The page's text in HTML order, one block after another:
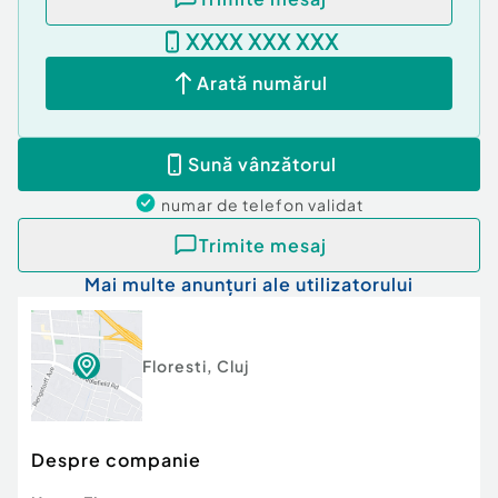
generoase.Această proprietate reprezintă
echilibrul perfect între viața modernă și
apropierea de natură, oferind spațiu, liniște și
rafinament într-una dintre cele mai apreciate zone
sau pentru a programa o vizionare, vă așteptăm la
sediul EDIL Florești, Str. Eroilor, Nr. 25, Ap. 15 (et.
1), sau telefonic. CACJ246747
Număr niveluri imobil:1
Număr Băi:
Posibilitate parcare: Da
Nr. locuri parcare:
Curent
Apă
Canalizare
Gaz
XXXX XXX XXX
Arată numărul
Sună vânzătorul
numar de telefon validat
Trimite mesaj
Mai multe anunțuri ale utilizatorului
Floresti, Cluj
Despre companie